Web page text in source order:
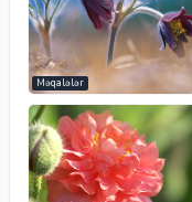
Məqalələr